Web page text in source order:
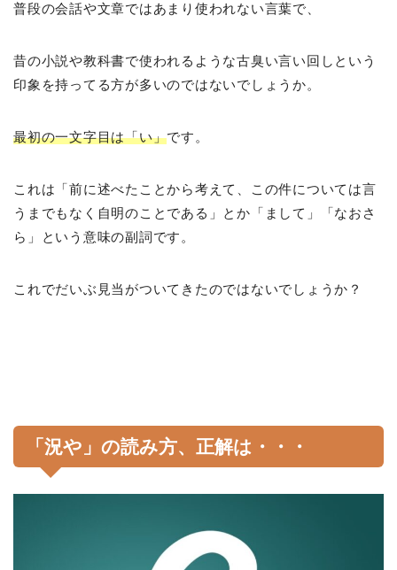
普段の会話や文章ではあまり使われない言葉で、
昔の小説や教科書で使われるような古臭い言い回しという
印象を持ってる方が多いのではないでしょうか。
最初の一文字目は「い」です。
これは「前に述べたことから考えて、この件については言
うまでもなく自明のことである」とか「まして」「なおさ
ら」という意味の副詞です。
これでだいぶ見当がついてきたのではないでしょうか？
「況や」の読み方、正解は・・・